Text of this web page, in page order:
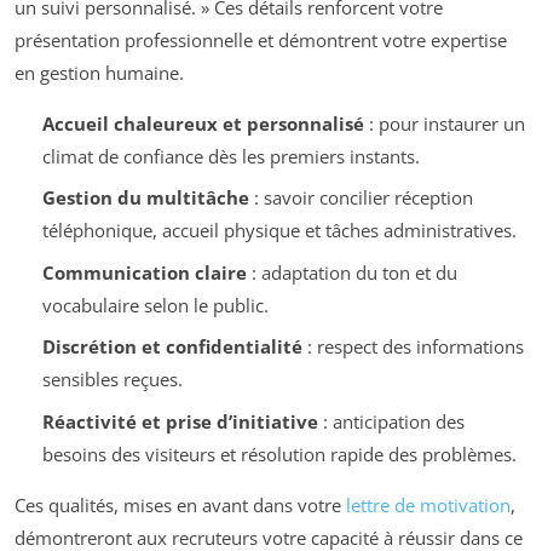
un suivi personnalisé. » Ces détails renforcent votre
présentation professionnelle et démontrent votre expertise
en gestion humaine.
Accueil chaleureux et personnalisé: pour instaurer un
climat de confiance dès les premiers instants.
Gestion du multitâche: savoir concilier réception
téléphonique, accueil physique et tâches administratives.
Communication claire: adaptation du ton et du
vocabulaire selon le public.
Discrétion et confidentialité: respect des informations
sensibles reçues.
Réactivité et prise d’initiative: anticipation des
besoins des visiteurs et résolution rapide des problèmes.
Ces qualités, mises en avant dans votre lettre de motivation,
démontreront aux recruteurs votre capacité à réussir dans ce